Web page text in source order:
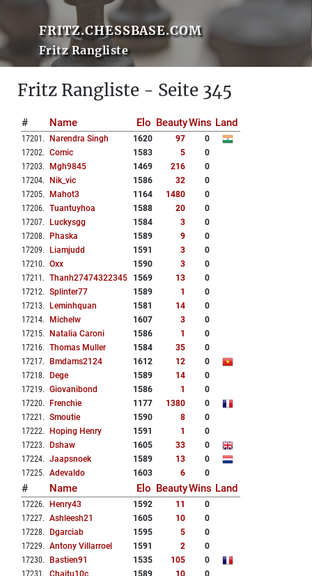
FRITZ.CHESSBASE.COM
Fritz Rangliste
Fritz Rangliste - Seite 345
# Name Elo BeautyWins Land
17201 . Narendra Singh 1620 97
0
17202. Comic 1583 5
0
17203. Mgh9845 1469 216
0
17204. Nik_vic 1586 32
0
17205. Mahot3 1164 1480
0
17206. Tuantuyhoa 1588 20
0
17207. Luckysgg 1584 3
0
17208. Phaska 1589 9
0
17209. Liamjudd 1591 3
0
17210. Oxx 1590 3
0
17211 . Thanh27474322345 1569 13
0
17212. Splinter77 1589 1
0
17213. Leminhquan 1581 14
0
17214. Michelw 1607 3
0
17215. Natalia Caroni 1586 1
0
17216. Thomas Muller 1584 35
0
17217. Bmdams2124 1612 12
0
17218. Dege 1589 14
0
17219. Giovanibond 1586 1
0
17220. Frenchie 1177 1380
0
17221 . Smoutie 1590 8
0
17222. Hoping Henry 1591 1
0
17223. Dshaw 1605 33
0
17224. Jaapsnoek 1589 13
0
17225. Adevaldo 1603 6 0
# Name Elo BeautyWins Land
17226. Henry43 1592 11
0
17227. Ashleesh21 1605 10
0
17228. Dgarciab 1595 5
0
17229. Antony Villarroel 1591 2
0
17230. Bastien91 1535 105
0